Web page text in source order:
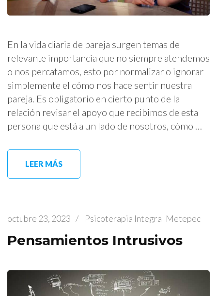
En la vida diaria de pareja surgen temas de
relevante importancia que no siempre atendemos
o nos percatamos, esto por normalizar o ignorar
simplemente el cómo nos hace sentir nuestra
pareja. Es obligatorio en cierto punto de la
relación revisar el apoyo que recibimos de esta
persona que está a un lado de nosotros, cómo …
LEER MÁS
octubre 23, 2023 / Psicoterapia Integral Metepec
Pensamientos Intrusivos